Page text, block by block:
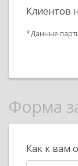
Клиентов
*Данные
Форма
Как к вам